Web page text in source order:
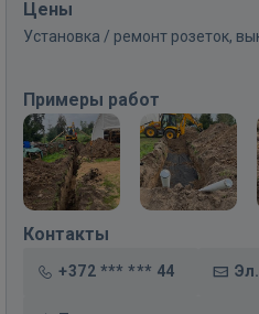
Цены
Установка / ремонт розеток,
Примеры работ
Контакты
+372 *** *** 44